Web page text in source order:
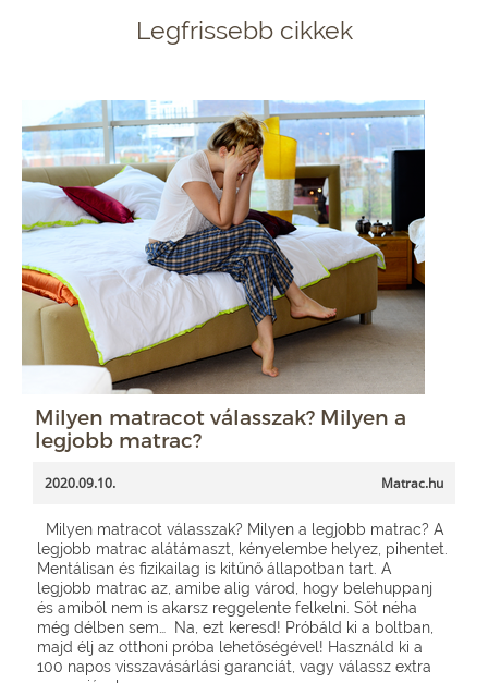
Legfrissebb cikkek
Milyen matracot válasszak? Milyen a
legjobb matrac?
2020.09.10. Matrac.hu
Milyen matracot válasszak? Milyen a legjobb matrac? A
legjobb matrac alátámaszt, kényelembe helyez, pihentet.
Mentálisan és fizikailag is kitűnő állapotban tart. A
legjobb matrac az, amibe alig várod, hogy belehuppanj
és amiből nem is akarsz reggelente felkelni. Sőt néha
még délben sem… Na, ezt keresd! Próbáld ki a boltban,
majd élj az otthoni próba lehetőségével! Használd ki a
100 napos visszavásárlási garanciát, vagy válassz extra